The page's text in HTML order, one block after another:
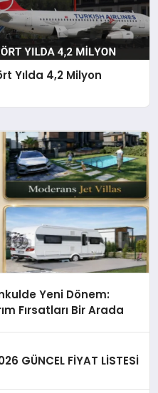
Yılda 4,2 Milyon
Yeni Dönem:
Fırsatları Bir Arada
GÜNCEL FİYAT LİSTESİ